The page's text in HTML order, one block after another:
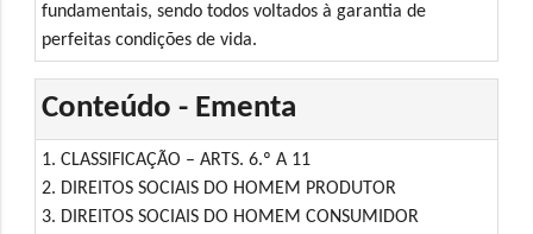
fundamentais, sendo todos voltados à garantia de
perfeitas condições de vida.
Conteúdo - Ementa
1. CLASSIFICAÇÃO – ARTS. 6.º A 11
2. DIREITOS SOCIAIS DO HOMEM PRODUTOR
3. DIREITOS SOCIAIS DO HOMEM CONSUMIDOR